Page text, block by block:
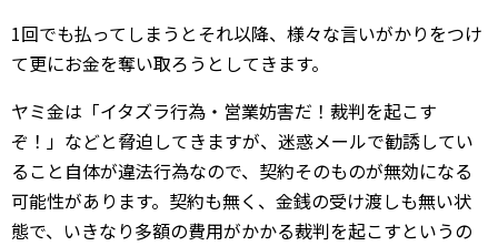
1回でも払ってしまうとそれ以降、様々な言いがかりをつけ
て更にお金を奪い取ろうとしてきます。
ヤミ金は「イタズラ行為・営業妨害だ！裁判を起こす
ぞ！」などと脅迫してきますが、迷惑メールで勧誘してい
ること自体が違法行為なので、契約そのものが無効になる
可能性があります。契約も無く、金銭の受け渡しも無い状
態で、いきなり多額の費用がかかる裁判を起こすというの